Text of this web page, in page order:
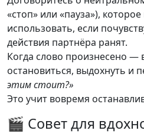
«стоп» или «пауза»),
использовать, если
действия партнёра ранят.
Когда слово произнесено —
остановиться, выдохнуть и
этим стоит?»
Это учит вовремя
🎬 Совет для